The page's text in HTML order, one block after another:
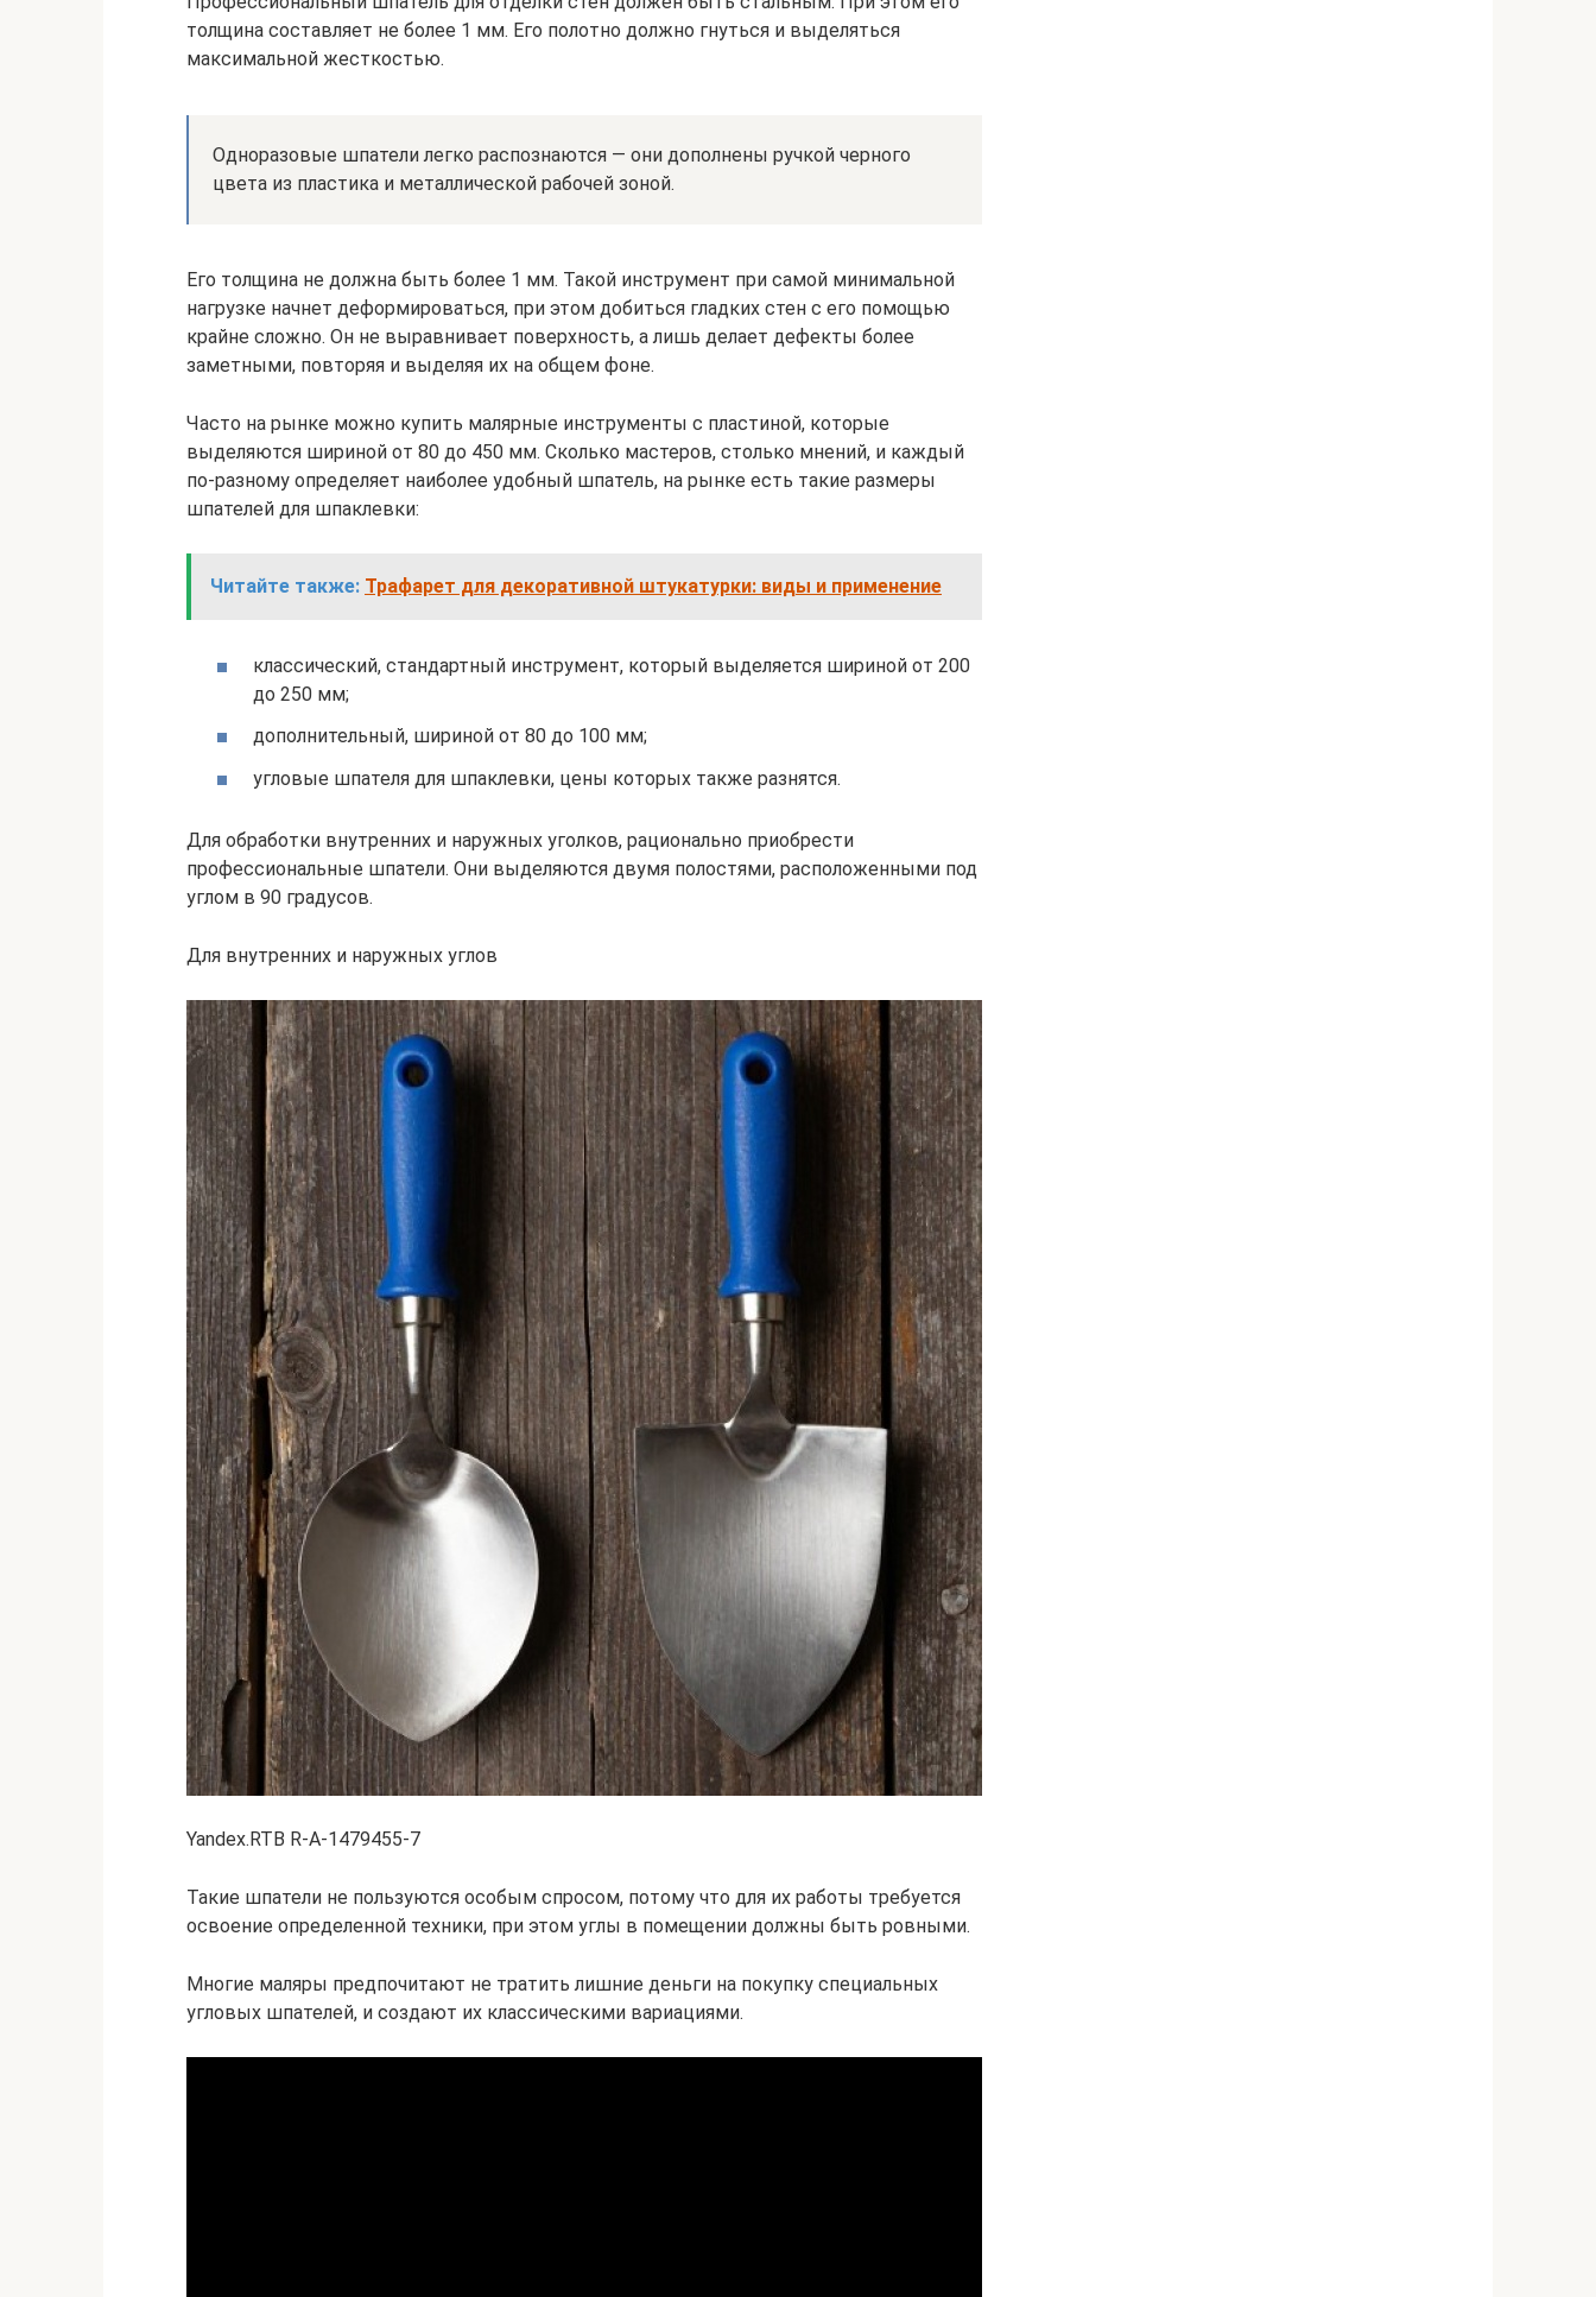
толщина составляет не более 1 мм. Его полотно должно гнуться и выделяться
максимальной жесткостью.
Одноразовые шпатели легко распознаются — они дополнены ручкой черного
цвета из пластика и металлической рабочей зоной.
Его толщина не должна быть более 1 мм. Такой инструмент при самой минимальной
нагрузке начнет деформироваться, при этом добиться гладких стен с его помощью
крайне сложно. Он не выравнивает поверхность, а лишь делает дефекты более
заметными, повторяя и выделяя их на общем фоне.
Часто на рынке можно купить малярные инструменты с пластиной, которые
выделяются шириной от 80 до 450 мм. Сколько мастеров, столько мнений, и каждый
по-разному определяет наиболее удобный шпатель, на рынке есть такие размеры
шпателей для шпаклевки:
Читайте также: Трафарет для декоративной штукатурки: виды и применение
классический, стандартный инструмент, который выделяется шириной от 200
до 250 мм;
дополнительный, шириной от 80 до 100 мм;
угловые шпателя для шпаклевки, цены которых также разнятся.
Для обработки внутренних и наружных уголков, рационально приобрести
профессиональные шпатели. Они выделяются двумя полостями, расположенными под
углом в 90 градусов.
Для внутренних и наружных углов
Yandex.RTB R-A-1479455-7
Такие шпатели не пользуются особым спросом, потому что для их работы требуется
освоение определенной техники, при этом углы в помещении должны быть ровными.
Многие маляры предпочитают не тратить лишние деньги на покупку специальных
угловых шпателей, и создают их классическими вариациями.